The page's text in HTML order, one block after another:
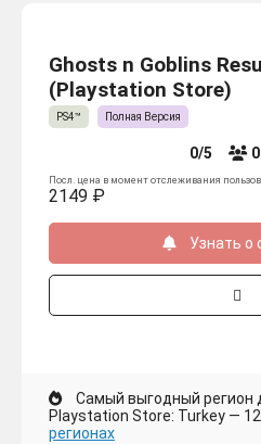
Ghosts n Goblins
(Playstation Store)
PS4™ Полная Версия
0/5 0
Посл. цена в момент отслеживания
2149 ₽
Узнать о
Самый выгодный регион
Playstation Store: Turkey —
регионах